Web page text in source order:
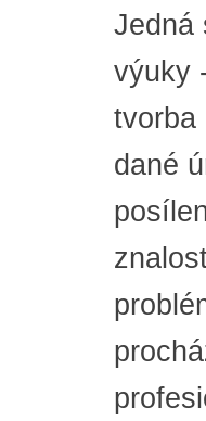
Jedná
výuky
tvorba
dané